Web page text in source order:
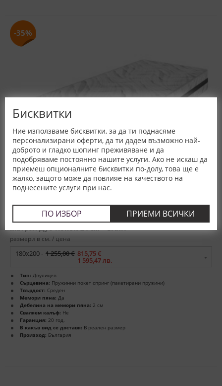
Бисквитки
Ние използваме бисквитки, за да ти поднасяме
персонализирани оферти, да ти дадем възможно най-
доброто и гладко шопинг преживяване и да
подобряваме постоянно нашите услуги. Ако не искаш да
приемеш опционалните бисквитки по-долу, това ще е
жалко, защото може да повлияе на качеството на
поднесените услуги при нас.
ПО ИЗБОР ПРИЕМИ ВСИЧКИ
-35%
Матрак Дуо Покет, 24 см – БЛЯН
размери в см. / цена
180x200 - 1 255,00 € 815,75 €
1 595,47 лв.
Тип: Двулицев
Сърцевина: Пружинни покет спринг (пакетирани пружини)
Твърдост: Среден
Мемори пяна: Да
Дебелина на мемори пяна: 2 см
Сваляем калъф: Не
Гаранция: 20 год.
В какъв вид се доставя: В реален размер
Произход: България